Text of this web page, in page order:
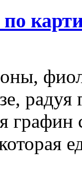
графин